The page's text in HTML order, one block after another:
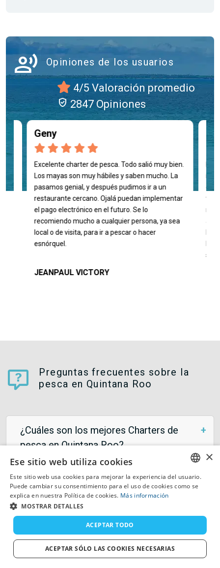
record_voice_over Opiniones de los usuarios
4/5 Valoración promedio
verified_user 2847 Opiniones
Geny
Excelente charter de pesca. Todo salió muy bien.
Los mayas son muy hábiles y saben mucho. La
pasamos genial, y después pudimos ir a un
restaurante cercano. Ojalá puedan implementar
el pago electrónico en el futuro. Se lo
recomiendo mucho a cualquier persona, ya sea
local o de visita, para ir a pescar o hacer
esnórquel.
JEANPAUL VICTORY
sin
Preguntas frecuentes sobre la
pesca en Quintana Roo
¿Cuáles son los mejores Charters de
pesca en Quintana Roo?
¿Cuál es la capacidad de su Charter de
pesca?
¿Qué está incluido en un charter de pesca
en Quintana Roo?
DUTCH
GERMAN
×
Ese sitio web utiliza cookies
Este sitio web usa cookies para mejorar la experiencia del usuario.
Puede cambiar su consentimiento para el uso de cookies como se
explica en nuestra Política de cookies. Más información
MOSTRAR DETALLES
ACEPTAR TODO
ACEPTAR SÓLO LAS COOKIES NECESARIAS